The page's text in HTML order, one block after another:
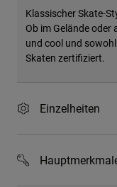
Klassischer Skate-
Ob im Gelände oder
und cool und
Skaten zertifiziert.
Einzelheiten